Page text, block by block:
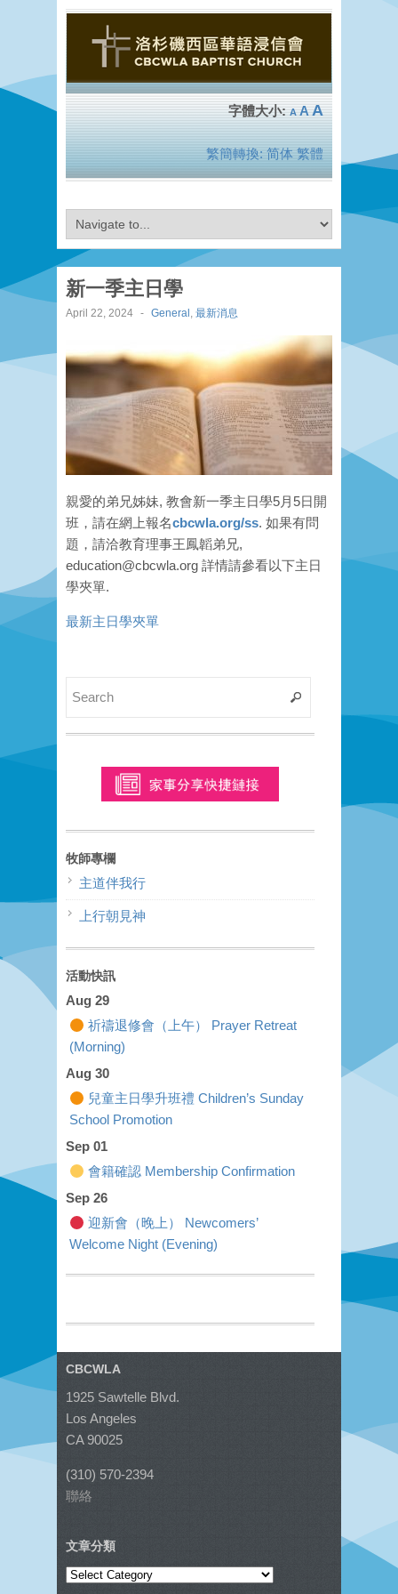
A A A
繁簡轉換: 简体 繁體
新一季主日學
April 22, 2024 - General 最新消息
親愛的弟兄姊妹, 教會新一季主日學5月5日開
班，請在網上報名cbcwla.org/ss. 如果有問
題，請洽教育理事王鳳韜弟兄,
education@cbcwla.org 詳情請參看以下主日
學夾單.
最新主日學夾單
牧師專欄
主道伴我行
上行朝見神
活動快訊
Aug 29
祈禱退修會（上午） Prayer Retreat
(Morning)
Aug 30
兒童主日學升班禮 Children’s Sunday
School Promotion
Sep 01
會籍確認 Membership Confirmation
Sep 26
迎新會（晚上） Newcomers’
Welcome Night (Evening)
CBCWLA
1925 Sawtelle Blvd.
Los Angeles
CA 90025
(310) 570-2394
聯絡
文章分類
文